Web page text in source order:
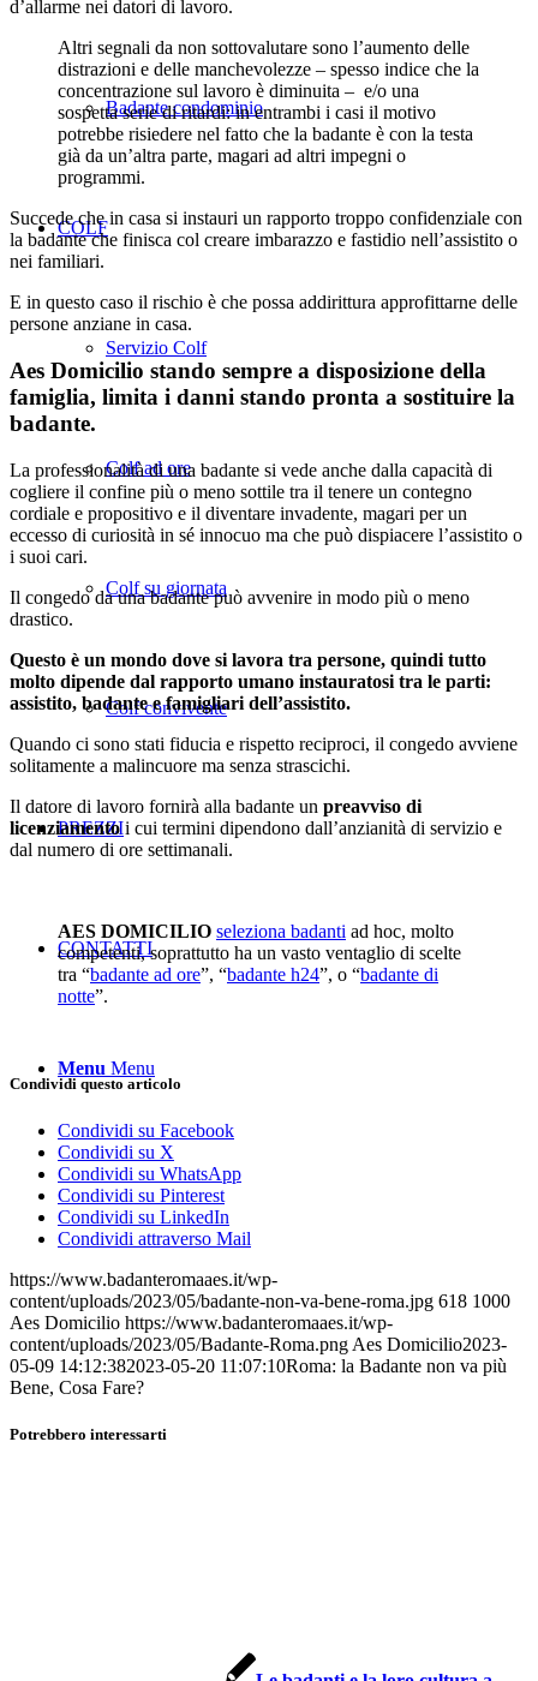
Badante condominio
COLF
Servizio Colf
Colf ad ore
Colf su giornata
Colf convivente
PREZZI
CONTATTI
Menu Menu
d’allarme nei datori di lavoro.
Altri segnali da non sottovalutare sono l’aumento delle
distrazioni e delle manchevolezze – spesso indice che la
concentrazione sul lavoro è diminuita – e/o una
sospetta serie di ritardi: in entrambi i casi il motivo
potrebbe risiedere nel fatto che la badante è con la testa
già da un’altra parte, magari ad altri impegni o
programmi.
Succede che in casa si instauri un rapporto troppo confidenziale con
la badante che finisca col creare imbarazzo e fastidio nell’assistito o
nei familiari.
E in questo caso il rischio è che possa addirittura approfittarne delle
persone anziane in casa.
Aes Domicilio stando sempre a disposizione della
famiglia, limita i danni stando pronta a sostituire la
badante.
La professionalità di una badante si vede anche dalla capacità di
cogliere il confine più o meno sottile tra il tenere un contegno
cordiale e propositivo e il diventare invadente, magari per un
eccesso di curiosità in sé innocuo ma che può dispiacere l’assistito o
i suoi cari.
Il congedo da una badante può avvenire in modo più o meno
drastico.
Questo è un mondo dove si lavora tra persone, quindi tutto
molto dipende dal rapporto umano instauratosi tra le parti:
assistito, badante e famigliari dell’assistito.
Quando ci sono stati fiducia e rispetto reciproci, il congedo avviene
solitamente a malincuore ma senza strascichi.
Il datore di lavoro fornirà alla badante un preavviso di
licenziamentoi cui termini dipendono dall’anzianità di servizio e
dal numero di ore settimanali.
AES DOMICILIO seleziona badanti ad hoc, molto
competenti, soprattutto ha un vasto ventaglio di scelte
tra “badante ad ore”, “badante h24”, o “badante di
notte”.
Condividi questo articolo
Condividi su Facebook
Condividi su X
Condividi su WhatsApp
Condividi su Pinterest
Condividi su LinkedIn
Condividi attraverso Mail
https://www.badanteromaaes.it/wp-
content/uploads/2023/05/badante-non-va-bene-roma.jpg 618 1000
Aes Domicilio https://www.badanteromaaes.it/wp-
content/uploads/2023/05/Badante-Roma.png Aes Domicilio2023-
05-09 14:12:382023-05-20 11:07:10Roma: la Badante non va più
Bene, Cosa Fare?
Potrebbero interessarti